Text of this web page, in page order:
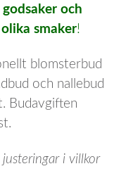
och
smaker!
blomsterbud
och nallebud
Budavgiften
i villkor